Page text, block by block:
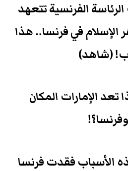
الفرنسية تتعهد
الإسلام في فرنسا.. هذا
(شاهد)
تعد الإمارات المكان
الأسباب فقدت فرنسا